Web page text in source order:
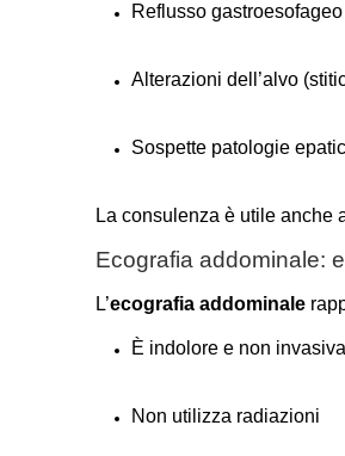
Reflusso gastroesofageo
Alterazioni dell’alvo
Sospette patologie
La consulenza è utile anche
Ecografia addominale:
L’ecografia addominale
È indolore e non invasiva
Non utilizza radiazioni